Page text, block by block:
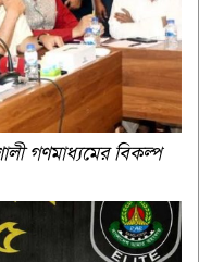
গণমাধ্যমের বিকল্প